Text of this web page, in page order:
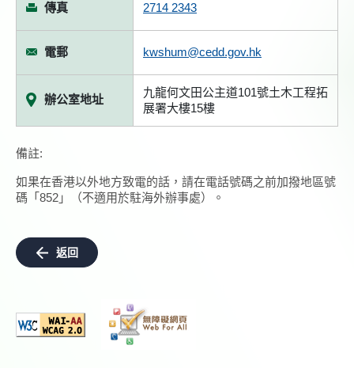
傳真 2714 2343
電郵 kwshum@cedd.gov.hk
辦公室地址
九龍何文田公主道101號土木工程拓
展署大樓15樓
備註:
如果在香港以外地方致電的話，請在電話號碼之前加撥地區號
碼「852」（不適用於駐海外辦事處）。
返回